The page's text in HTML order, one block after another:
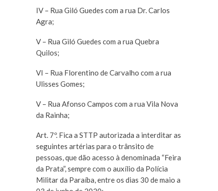
IV – Rua Giló Guedes com a rua Dr. Carlos
Agra;
V – Rua Giló Guedes com a rua Quebra
Quilos;
VI – Rua Florentino de Carvalho com a rua
Ulisses Gomes;
V – Rua Afonso Campos com a rua Vila Nova
da Rainha;
Art. 7º. Fica a STTP autorizada a interditar as
seguintes artérias para o trânsito de
pessoas, que dão acesso à denominada “Feira
da Prata”, sempre com o auxílio da Polícia
Militar da Paraíba, entre os dias 30 de maio a